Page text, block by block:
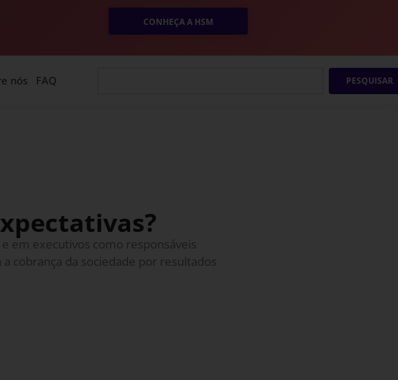
CONHEÇA A HSM
nós FAQ PESQUISAR
em executivos como responsáveis
cobrança da sociedade por resultados